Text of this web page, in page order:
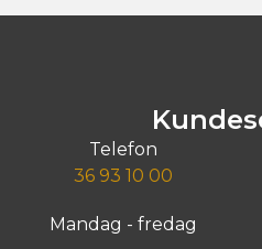
Telefon
36 93 10 00
Mandag - fredag